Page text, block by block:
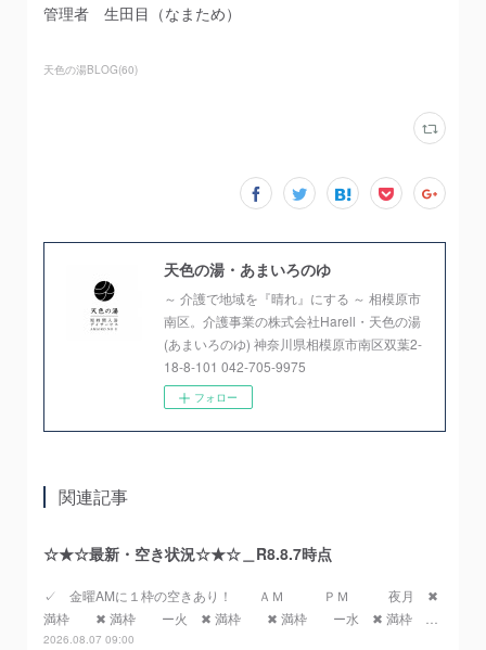
管理者 生田目（なまため）
天色の湯BLOG(60)
天色の湯・あまいろのゆ
～ 介護で地域を『晴れ』にする ～ 相模原市
南区。介護事業の株式会社Harell・天色の湯
(あまいろのゆ) 神奈川県相模原市南区双葉2-
18-8-101 042-705-9975
フォロー
関連記事
☆★☆最新・空き状況☆★☆＿R8.8.7時点
✓ 金曜AMに１枠の空きあり！ ＡＭ ＰＭ 夜月 ✖
満枠 ✖ 満枠 ー火 ✖ 満枠 ✖ 満枠 ー水 ✖ 満枠 …
2026.08.07 09:00